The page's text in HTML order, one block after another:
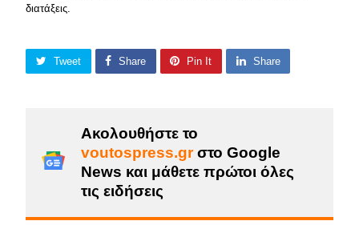
διατάξεις.
Tweet Share Pin It Share
Ακολουθήστε το
voutospress.grστο Google
News και μάθετε πρώτοι όλες
τις ειδήσεις